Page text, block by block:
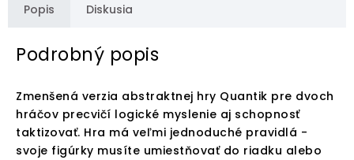
Popis Diskusia
Podrobný popis
Zmenšená verzia abstraktnej hry Quantik pre dvoch
hráčov precvičí logické myslenie aj schopnosť
taktizovať. Hra má veľmi jednoduché pravidlá -
svoje figúrky musíte umiestňovať do riadku alebo